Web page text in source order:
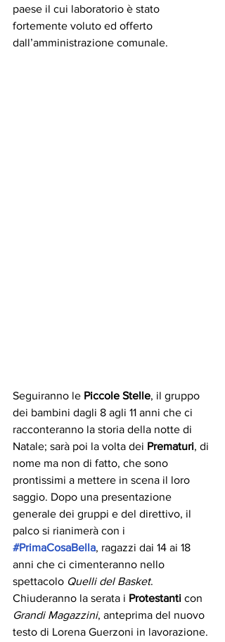
paese il cui laboratorio è stato
fortemente voluto ed offerto
dall’amministrazione comunale.
Seguiranno le Piccole Stelle, il gruppo
dei bambini dagli 8 agli 11 anni che ci
racconteranno la storia della notte di
Natale; sarà poi la volta dei Prematuri, di
nome ma non di fatto, che sono
prontissimi a mettere in scena il loro
saggio. Dopo una presentazione
generale dei gruppi e del direttivo, il
palco si rianimerà con i
#PrimaCosaBella, ragazzi dai 14 ai 18
anni che ci cimenteranno nello
spettacolo Quelli del Basket.
Chiuderanno la serata i Protestanti con
Grandi Magazzini, anteprima del nuovo
testo di Lorena Guerzoni in lavorazione.